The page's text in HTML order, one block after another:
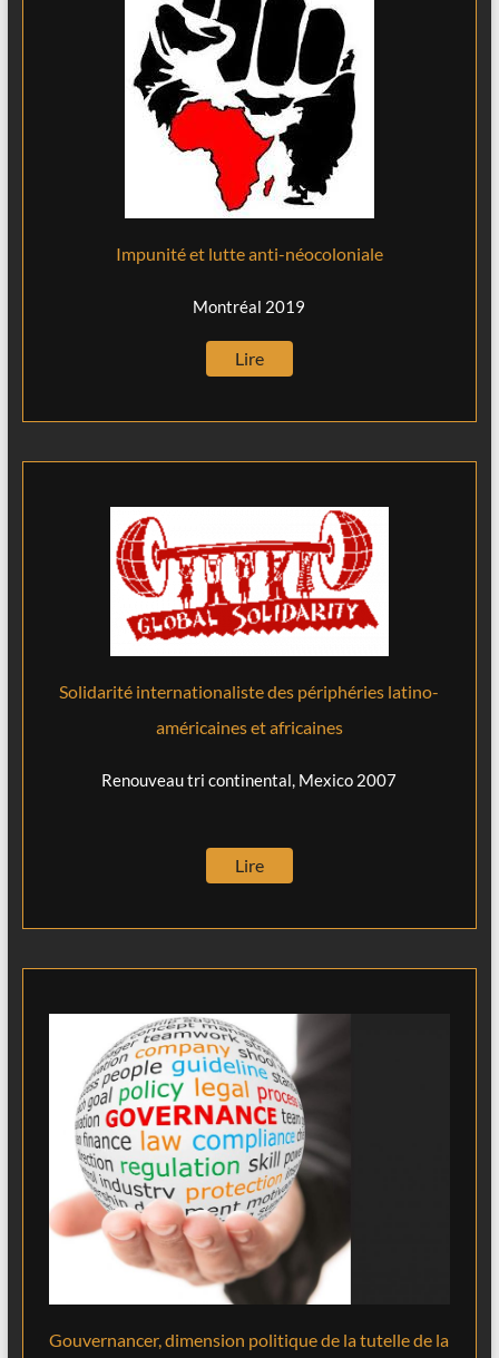
Impunité et lutte anti-néocoloniale
Montréal 2019
Lire
Solidarité internationaliste des périphéries latino-
américaines et africaines
Renouveau tri continental, Mexico 2007
Lire
Gouvernancer, dimension politique de la tutelle de la